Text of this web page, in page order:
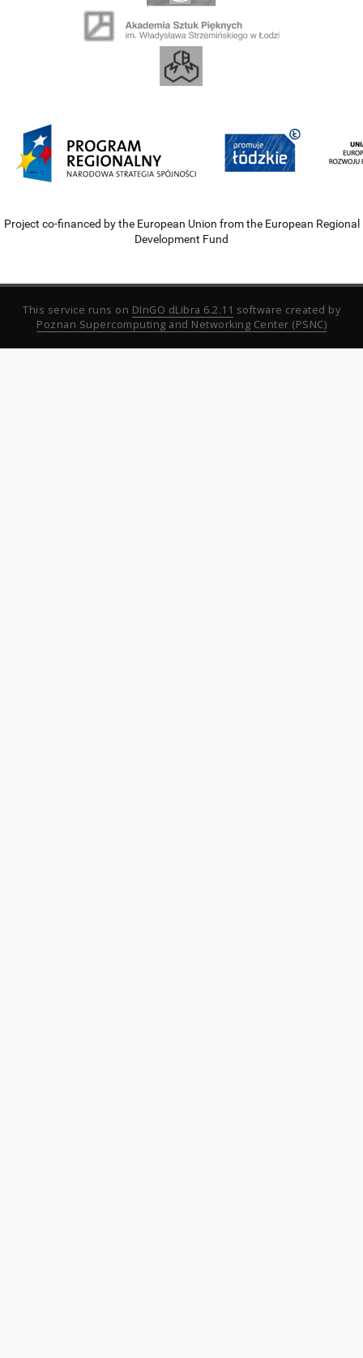
Project co-financed by the European Union from the European Regional
Development Fund
This service runs on DInGO dLibra 6.2.11 software created by
Poznan Supercomputing and Networking Center (PSNC)